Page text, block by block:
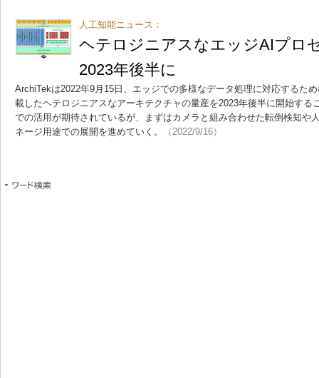
人工知能ニュース：
ヘテロジニアスなエッジAIプロ
2023年後半に
ArchiTekは2022年9月15日、エッジでの多様なデータ処理に対応するた
載したヘテロジニアスなアーキテクチャの量産を2023年後半に開始する
での活用が期待されているが、まずはカメラと組み合わせた転倒検知や
ネージ用途での展開を進めていく。
（2022/9/16）